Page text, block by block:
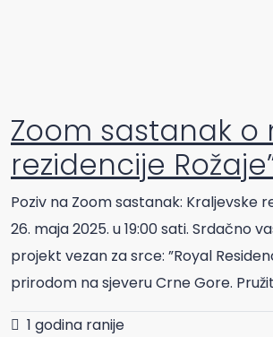
Zoom sastanak o
rezidencije
Poziv na Zoom sastanak: Kraljevske
26. maja 2025. u 19:00 sati. Srdačno
projekt vezan za srce: ”Royal
prirodom na sjeveru Crne Gore.
1 godina ranije